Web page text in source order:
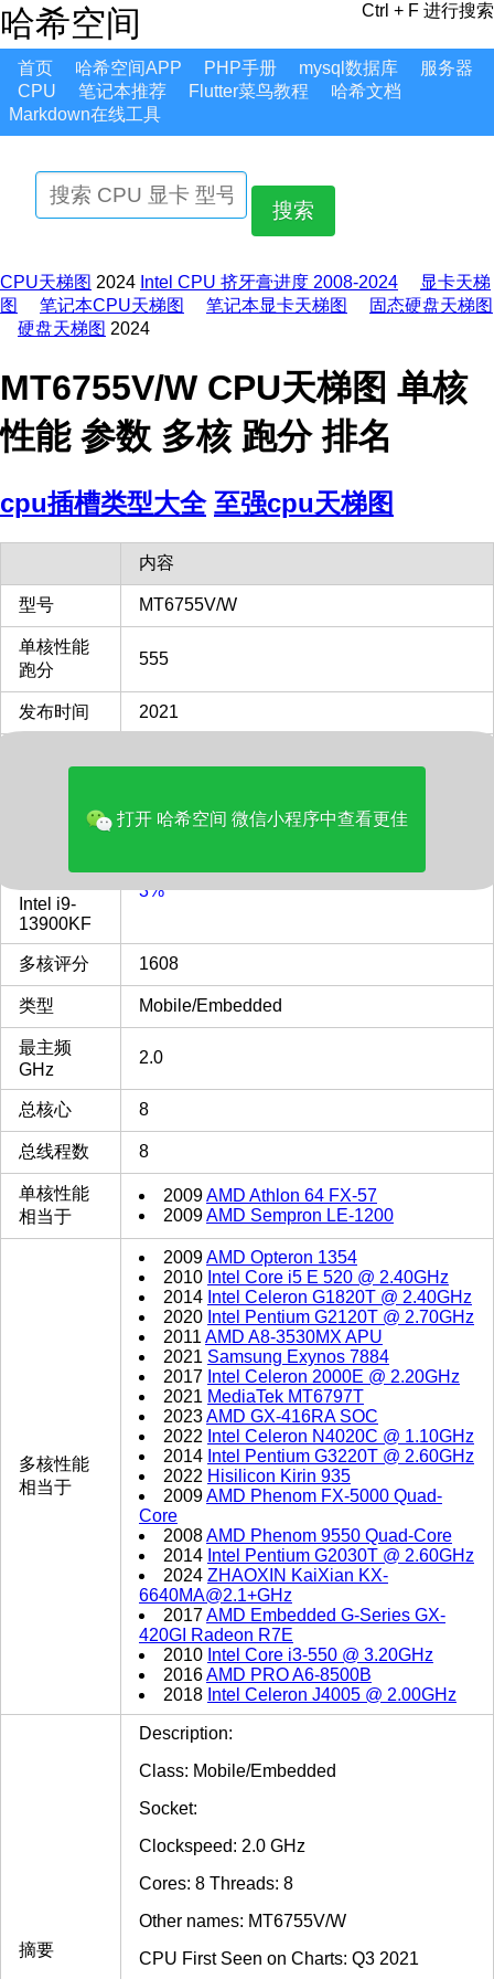
哈希空间 Ctrl + F 进行搜索
首页 哈希空间APP PHP手册 mysql数据库
服务器
CPU
笔记本推荐 Flutter菜鸟教程
哈希文档
Markdown在线工具
搜索
CPU天梯图 2024 Intel CPU 挤牙膏进度 2008-2024
显卡天梯
图
笔记本CPU天梯图 笔记本显卡天梯图
固态硬盘天梯图
硬盘天梯图 2024
MT6755V/W CPU天梯图 单核
性能 参数 多核 跑分 排名
cpu插槽类型大全 至强cpu天梯图
内容
型号 MT6755V/W
单核性能
跑分
555
发布时间 2021
13900KF
Intel i9-
13900KF
3%
多核评分 1608
类型 Mobile/Embedded
最主频
GHz
2.0
总核心 8
总线程数 8
单核性能
相当于
2009AMD Athlon 64 FX-57
2009AMD Sempron LE-1200
多核性能
相当于
2009AMD Opteron 1354
2010 Intel Core i5 E 520 @ 2.40GHz
2014 Intel Celeron G1820T @ 2.40GHz
2020 Intel Pentium G2120T @ 2.70GHz
2011AMD A8-3530MX APU
2021 Samsung Exynos 7884
2017 Intel Celeron 2000E @ 2.20GHz
2021 MediaTek MT6797T
2023AMD GX-416RA SOC
2022 Intel Celeron N4020C @ 1.10GHz
2014 Intel Pentium G3220T @ 2.60GHz
2022 Hisilicon Kirin 935
2009AMD Phenom FX-5000 Quad-
Core
2008AMD Phenom 9550 Quad-Core
2014 Intel Pentium G2030T @ 2.60GHz
2024 ZHAOXIN KaiXian KX-
6640MA@2.1+GHz
2017AMD Embedded G-Series GX-
420GI Radeon R7E
2010 Intel Core i3-550 @ 3.20GHz
2016AMD PRO A6-8500B
2018 Intel Celeron J4005 @ 2.00GHz
摘要
Description:
Class: Mobile/Embedded
Socket:
Clockspeed: 2.0 GHz
Cores: 8 Threads: 8
Other names: MT6755V/W
CPU First Seen on Charts: Q3 2021
打开 哈希空间 微信小程序中查看更佳